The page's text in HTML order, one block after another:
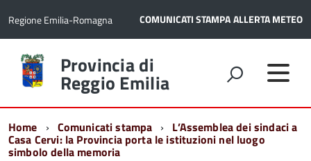
Regione Emilia-Romagna COMUNICATI STAMPAALLERTA METEO
Torna
alla
home
Provincia di
Reggio Emilia
Home Comunicati stampa L’Assemblea dei sindaci a
Casa Cervi: la Provincia porta le istituzioni nel luogo
simbolo della memoria